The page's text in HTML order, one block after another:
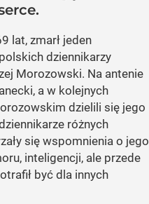
lat, zmarł jeden
dziennikarzy
Morozowski. Na antenie
a w kolejnych
dzielili się jego
różnych
się wspomnienia o jego
inteligencji, ale przede
być dla innych